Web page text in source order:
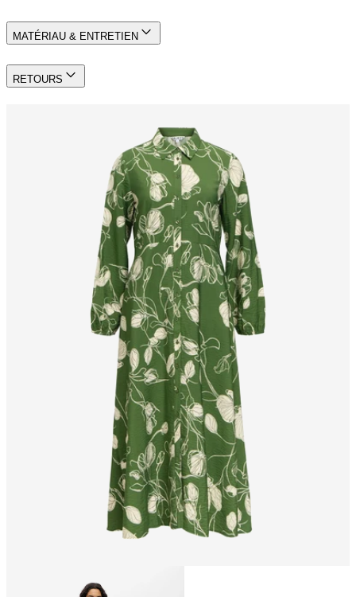
MATÉRIAU & ENTRETIEN
RETOURS